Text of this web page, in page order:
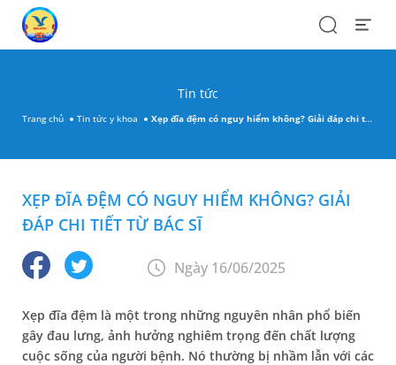
SearchOpen
Tin tức
Trang chủ Tin tức y khoa Xẹp đĩa đệm có nguy hiểm không? Giải đáp chi tiết từ bác sĩ
XẸP ĐĨA ĐỆM CÓ NGUY HIỂM KHÔNG? GIẢI
ĐÁP CHI TIẾT TỪ BÁC SĨ
Ngày 16/06/2025
Xẹp đĩa đệm là một trong những nguyên nhân phổ biến
gây đau lưng, ảnh hưởng nghiêm trọng đến chất lượng
cuộc sống của người bệnh. Nó thường bị nhầm lẫn với các